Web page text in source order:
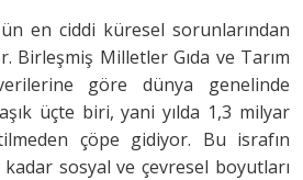
en ciddi küresel sorunlarından
Birleşmiş Milletler Gıda ve Tarım
göre dünya genelinde
üçte biri, yani yılda 1,3 milyar
çöpe gidiyor. Bu israfın
sosyal ve çevresel boyutları